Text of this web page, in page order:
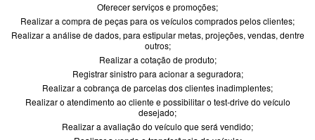
Oferecer serviços e promoções;
Realizar a compra de peças para os veículos comprados pelos clientes;
Realizar a análise de dados, para estipular metas, projeções, vendas, dentre
outros;
Realizar a cotação de produto;
Registrar sinistro para acionar a seguradora;
Realizar a cobrança de parcelas dos clientes inadimplentes;
Realizar o atendimento ao cliente e possibilitar o test-drive do veículo
desejado;
Realizar a avaliação do veículo que será vendido;